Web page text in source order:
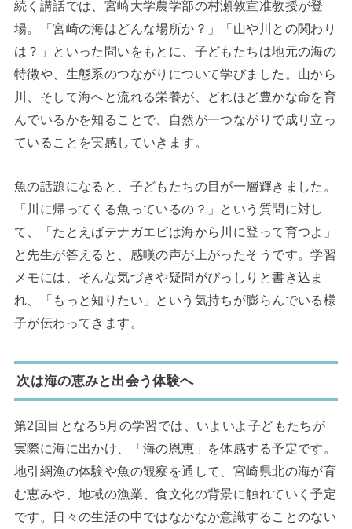
続く講話では、宮崎大学農学部の村瀬敦宣准教授が登
場。「宮崎の海はどんな場所か？」「山や川との関わり
は？」といった問いをもとに、子どもたちは地元の海の
特徴や、生態系のつながりについて学びました。山から
川、そして海へと流れる栄養が、どれほど豊かな命を育
んでいるかを知ることで、自然が一つながりで成り立っ
ていることを実感していきます。
魚の話題になると、子どもたちの目が一層輝きました。
「川に帰ってくる魚っているの？」という質問に対し
て、「たとえばテナガエビは海から川に登って育つよ」
と先生が答えると、感嘆の声が上がったそうです。学習
メモには、そんな気づきや疑問がびっしりと書き込ま
れ、「もっと知りたい」という気持ちが膨らんでいる様
子が伝わってきます。
次は海の恵みと出会う体験へ
第2回目となる5月の学習では、いよいよ子どもたちが
実際に海に出かけ、「海の恩恵」を体感する予定です。
地引網漁の体験や魚の観察を通して、宮崎県北の海が育
む恵みや、地域の漁業、食文化の背景に触れていく予定
です。日々の生活の中ではなかなか意識することのない